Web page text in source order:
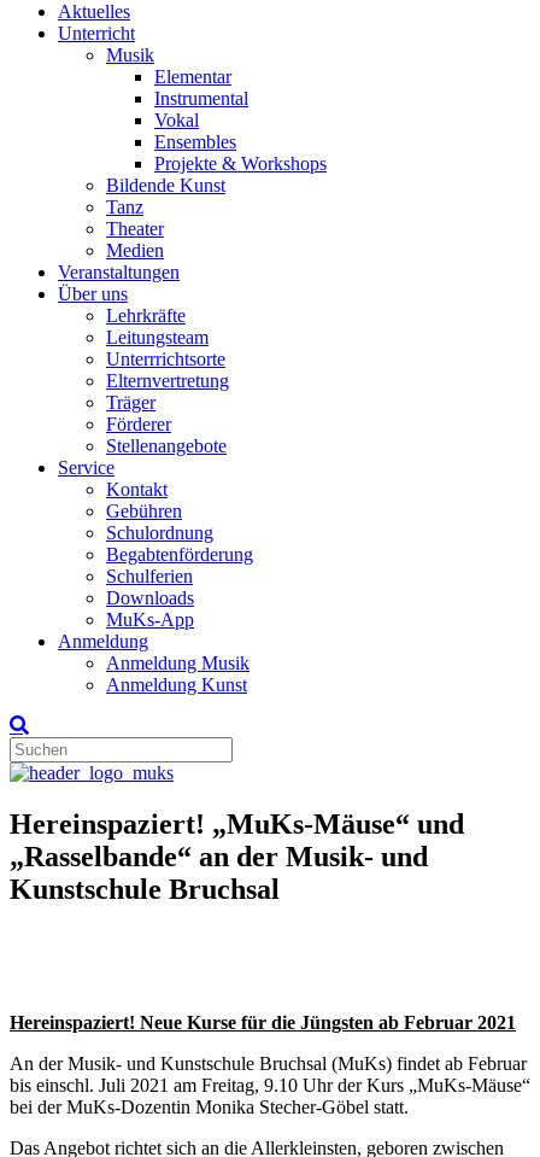
Aktuelles
Unterricht
Musik
Elementar
Instrumental
Vokal
Ensembles
Projekte & Workshops
Bildende Kunst
Tanz
Theater
Medien
Veranstaltungen
Über uns
Lehrkräfte
Leitungsteam
Unterrrichtsorte
Elternvertretung
Träger
Förderer
Stellenangebote
Service
Kontakt
Gebühren
Schulordnung
Begabtenförderung
Schulferien
Downloads
MuKs-App
Anmeldung
Anmeldung Musik
Anmeldung Kunst
Hereinspaziert! „MuKs-Mäuse“ und
„Rasselbande“ an der Musik- und
Kunstschule Bruchsal
Hereinspaziert! Neue Kurse für die Jüngsten ab Februar 2021
An der Musik- und Kunstschule Bruchsal (MuKs) findet ab Februar
bis einschl. Juli 2021 am Freitag, 9.10 Uhr der Kurs „MuKs-Mäuse“
bei der MuKs-Dozentin Monika Stecher-Göbel statt.
Das Angebot richtet sich an die Allerkleinsten, geboren zwischen